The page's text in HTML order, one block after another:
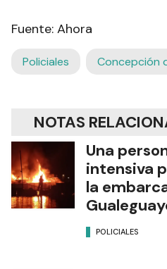
Fuente: Ahora
Policiales Concepción
NOTAS
Una
intensiva
la
POLICIALES